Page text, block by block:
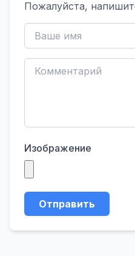
Пожалуйста,
Изображение
Отправить